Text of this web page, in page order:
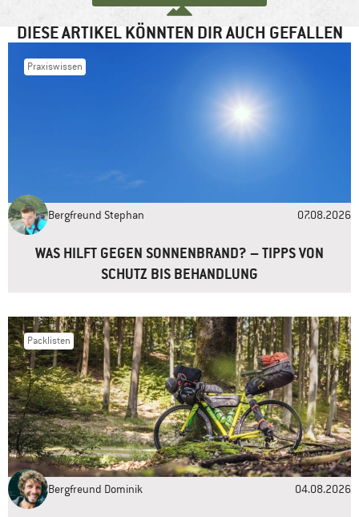
DIESE ARTIKEL KÖNNTEN DIR AUCH GEFALLEN
Praxiswissen
Bergfreund Stephan 07.08.2026
WAS HILFT GEGEN SONNENBRAND? – TIPPS VON
SCHUTZ BIS BEHANDLUNG
Packlisten
Bergfreund Dominik 04.08.2026